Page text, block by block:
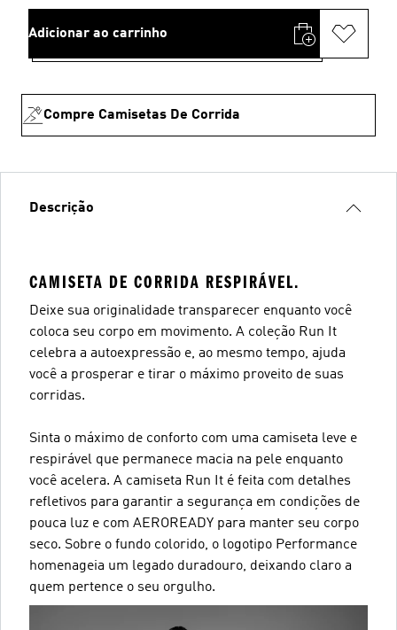
Adicionar ao carrinho
Compre Camisetas De Corrida
Descrição
CAMISETA DE CORRIDA RESPIRÁVEL.
Deixe sua originalidade transparecer enquanto você
coloca seu corpo em movimento. A coleção Run It
celebra a autoexpressão e, ao mesmo tempo, ajuda
você a prosperar e tirar o máximo proveito de suas
corridas.
Sinta o máximo de conforto com uma camiseta leve e
respirável que permanece macia na pele enquanto
você acelera. A camiseta Run It é feita com detalhes
refletivos para garantir a segurança em condições de
pouca luz e com AEROREADY para manter seu corpo
seco. Sobre o fundo colorido, o logotipo Performance
homenageia um legado duradouro, deixando claro a
quem pertence o seu orgulho.